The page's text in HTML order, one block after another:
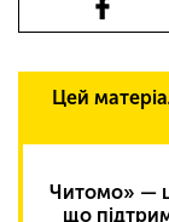
Цей
Читомо» —
що